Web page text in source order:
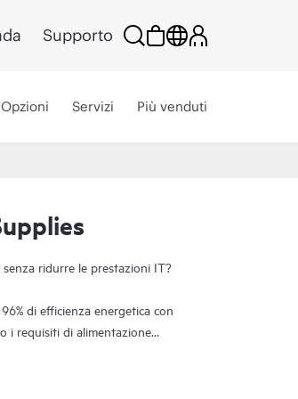
Supporto
Opzioni Servizi Più venduti
ridurre le prestazioni IT?
di efficienza energetica con
i requisiti di alimentazione